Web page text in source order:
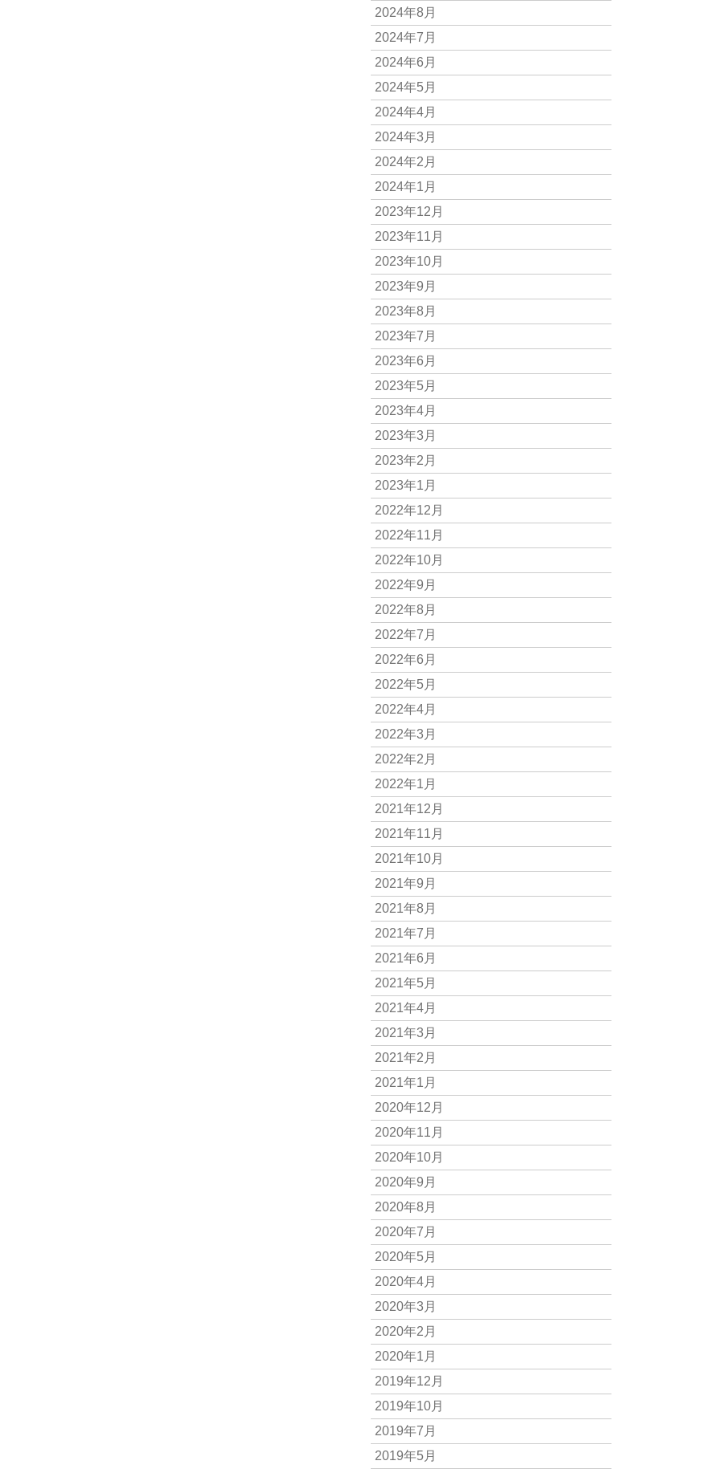
2024年8月
2024年7月
2024年6月
2024年5月
2024年4月
2024年3月
2024年2月
2024年1月
2023年12月
2023年11月
2023年10月
2023年9月
2023年8月
2023年7月
2023年6月
2023年5月
2023年4月
2023年3月
2023年2月
2023年1月
2022年12月
2022年11月
2022年10月
2022年9月
2022年8月
2022年7月
2022年6月
2022年5月
2022年4月
2022年3月
2022年2月
2022年1月
2021年12月
2021年11月
2021年10月
2021年9月
2021年8月
2021年7月
2021年6月
2021年5月
2021年4月
2021年3月
2021年2月
2021年1月
2020年12月
2020年11月
2020年10月
2020年9月
2020年8月
2020年7月
2020年5月
2020年4月
2020年3月
2020年2月
2020年1月
2019年12月
2019年10月
2019年7月
2019年5月